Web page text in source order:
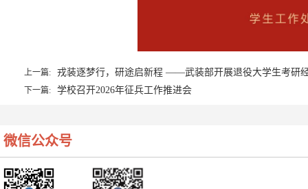
上一篇: 戎装逐梦行，研途启新程 ——武装部开展退役大学生考研
下一篇: 学校召开2026年征兵工作推进会
微信公众号